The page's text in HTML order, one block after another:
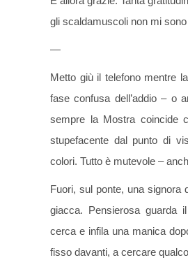
gli scaldamuscoli non mi sono
—
Metto giù il telefono mentre
fase confusa dell’addio – o
sempre la Mostra coincide
stupefacente dal punto di
colori. Tutto è mutevole –
Fuori, sul ponte, una signora
giacca. Pensierosa guarda
cerca e infila una manica
fisso davanti, a cercare